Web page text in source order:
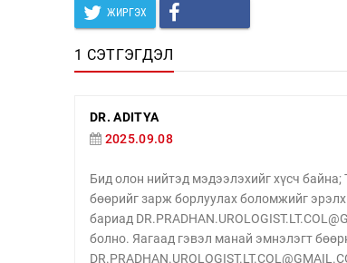
ЖИРГЭХ
1 СЭТГЭГДЭЛ
DR. ADITYA
2025.09.08
Бид олон нийтэд мэдээлэхийг хүсч
бөөрийг зарж борлуулах боломжийг
бариад
болно. Яагаад гэвэл манай эмнэлэгт